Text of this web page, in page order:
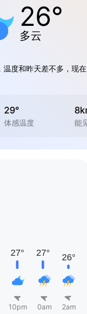
26°
多云
度和昨天差不多，现在
29°
体感温度 能
10pm 0am 2am